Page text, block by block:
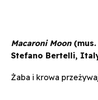
Macaroni Moon
Stefano Bertelli, Italy
Żaba i krowa